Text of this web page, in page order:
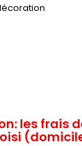
les frais